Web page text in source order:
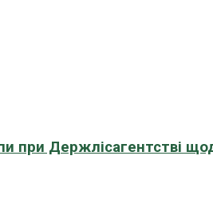
при Держлісагентстві